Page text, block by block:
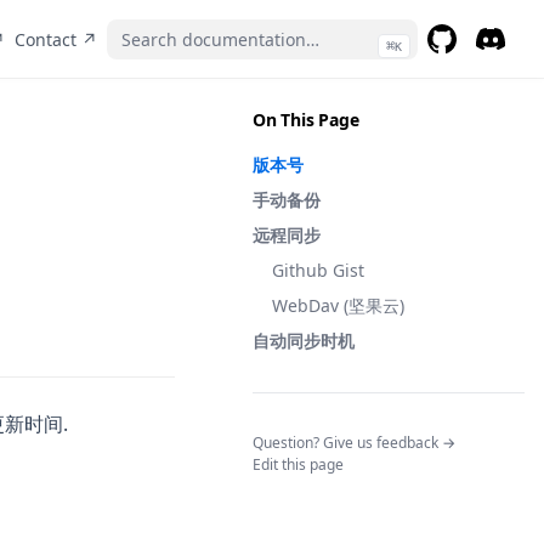
(opens in a new tab)
Contact ↗ (opens in a new tab) ⌘K
On This Page
版本号
手动备份
远程同步
Github Gist
WebDav (坚果云)
自动同步时机
Question? Give us feedback →
Edit this page
时间.